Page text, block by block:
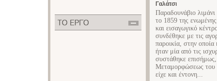
Γαλάτσι
Παραδουνάβιο
το 1859 της
και εισαγωγικό
συνδέθηκε με τις
παροικία, στην οποία
ήταν μία από τις
συστάθηκε
Μεταμορφώσεως του
είχε και έντονη...